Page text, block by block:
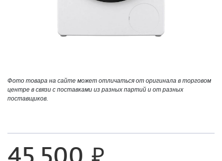
Фото товара на сайте может отличаться от оригинала в торговом
центре в связи с поставками из разных партий и от разных
поставщиков.